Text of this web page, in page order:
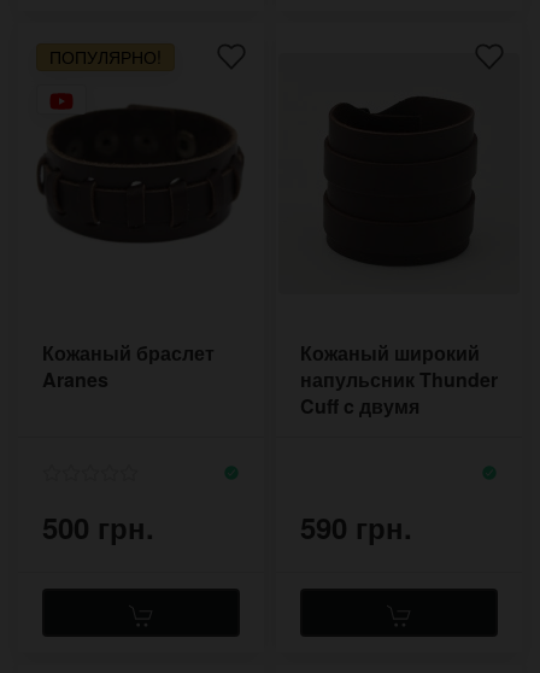
ПОПУЛЯРНО!
Кожаный браслет
Aranes
500 грн.
Кожаный широкий
напульсник Thunder
Cuff c двумя
590 грн.